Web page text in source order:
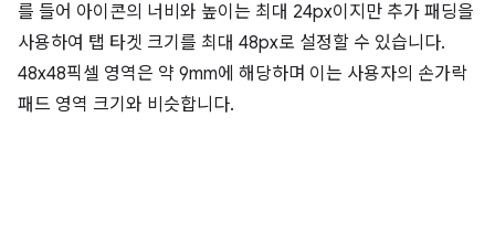
를 들어 아이콘의 너비와 높이는 최대 24px이지만 추가 패딩을
사용하여 탭 타겟 크기를 최대 48px로 설정할 수 있습니다.
48x48픽셀 영역은 약 9mm에 해당하며 이는 사용자의 손가락
패드 영역 크기와 비슷합니다.